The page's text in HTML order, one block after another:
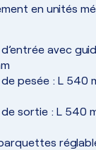
en unités
avec
pesée : L 540
sortie : L 540